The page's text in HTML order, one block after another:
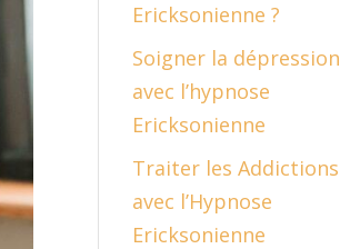
Ericksonienne ?
Soigner la dépression
avec l’hypnose
Ericksonienne
Traiter les Addictions
avec l’Hypnose
Ericksonienne